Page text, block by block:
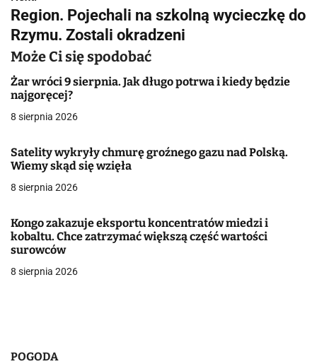
w
i
g
a
c
j
p
i
Region. Pojechali na szkolną wycieczkę do
Rzymu. Zostali okradzeni
Może Ci się spodobać
Żar wróci 9 sierpnia. Jak długo potrwa i kiedy będzie
najgoręcej?
8 sierpnia 2026
Satelity wykryły chmurę groźnego gazu nad Polską.
Wiemy skąd się wzięła
8 sierpnia 2026
Kongo zakazuje eksportu koncentratów miedzi i
kobaltu. Chce zatrzymać większą część wartości
surowców
8 sierpnia 2026
POGODA